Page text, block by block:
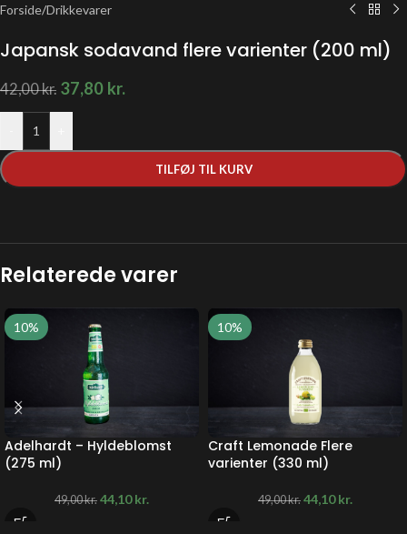
Forside/Drikkevarer
Japansk sodavand flere varienter (200 ml)
42,00kr. 37,80 kr.
TILFØJ TIL KURV
Relaterede varer
10%
Adelhardt – Hyldeblomst
(275 ml)
49,00kr. 44,10kr.
10%
Craft Lemonade Flere
varienter (330 ml)
49,00kr. 44,10kr.